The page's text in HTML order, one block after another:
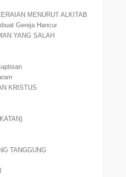
MENURUT ALKITAB
Gereja Hancur
YANG SALAH
KRISTUS
TANGGUNG